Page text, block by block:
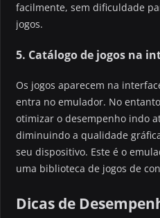
facilmente, sem dificuldade
jogos.
5. Catálogo de jogos na
Os jogos aparecem na
entra no emulador. No
otimizar o desempenho indo
diminuindo a qualidade
seu dispositivo. Este é o
uma biblioteca de jogos de
Dicas de